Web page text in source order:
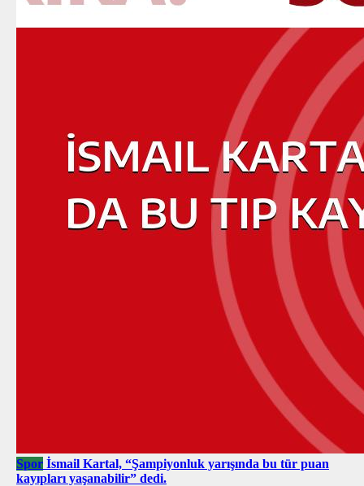
Spor İsmail Kartal, “Şampiyonluk yarışında bu tür puan
kayıpları yaşanabilir” dedi.